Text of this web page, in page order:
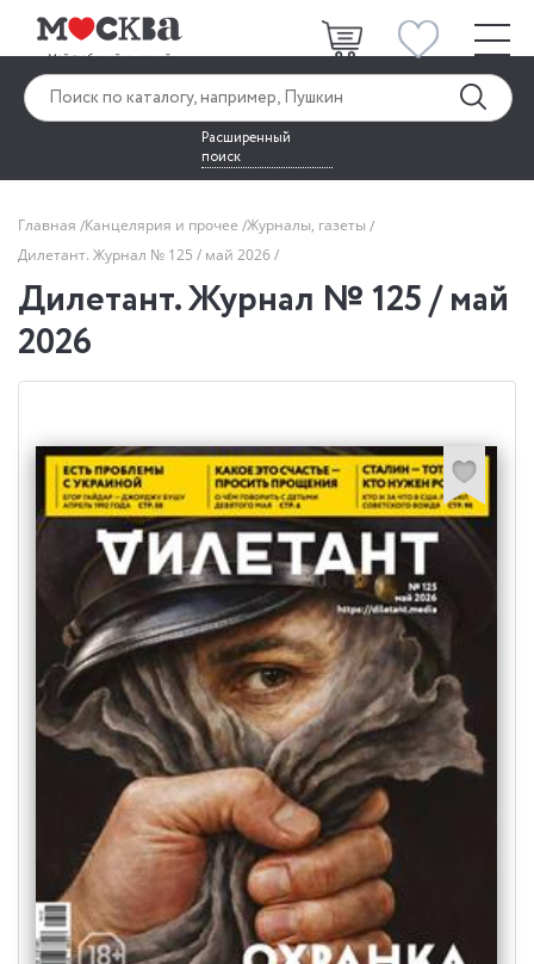
Расширенный
поиск
Главная Канцелярия и прочее Журналы, газеты
Дилетант. Журнал № 125 / май 2026
Дилетант. Журнал № 125 / май
2026